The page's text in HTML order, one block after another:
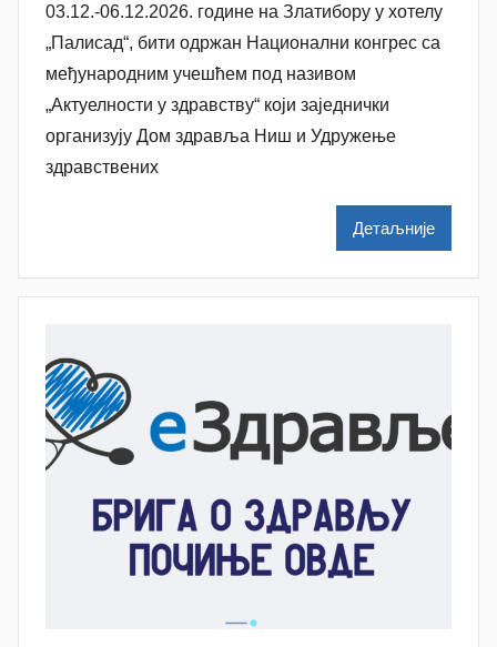
о
р
n
e
k
ć
03.12.-06.12.2026. године на Златибору у хотелу
„Палисад“, бити одржан Национални конгрес са
међународним учешћем под називом
„Актуелности у здравству“ који заједнички
организују Дом здравља Ниш и Удружење
здравствених
Детаљније